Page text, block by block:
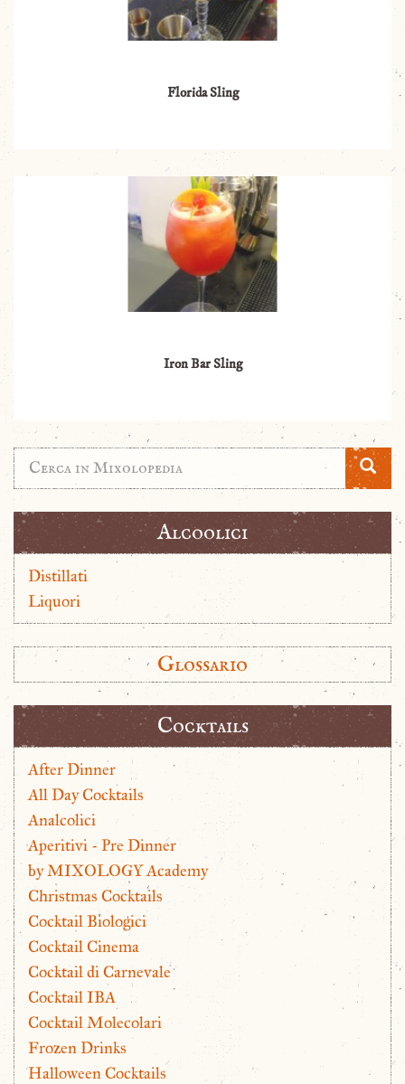
Florida Sling
Iron Bar Sling
Alcoolici
Distillati
Liquori
Glossario
Cocktails
After Dinner
All Day Cocktails
Analcolici
Aperitivi - Pre Dinner
by MIXOLOGY Academy
Christmas Cocktails
Cocktail Biologici
Cocktail Cinema
Cocktail di Carnevale
Cocktail IBA
Cocktail Molecolari
Frozen Drinks
Halloween Cocktails